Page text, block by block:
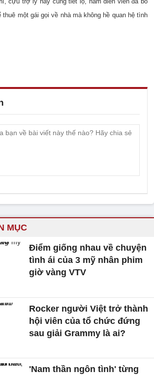
thuê một gái gọi về nhà mà không hề quan hệ tình
MỤC
Điểm giống nhau về chuyện
tình ái của 3 mỹ nhân phim
giờ vàng VTV
Rocker người Việt trở thành
hội viên của tổ chức đứng
sau giải Grammy là ai?
'Nam thần ngôn tình' từng